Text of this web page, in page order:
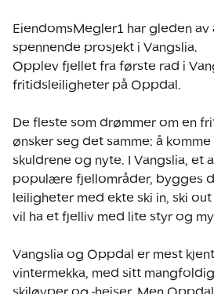
EiendomsMegler1 har gleden
spennende prosjekt i Vangslia.
Opplev fjellet fra første rad i
fritidsleiligheter på Oppdal.
De fleste som drømmer om en
ønsker seg det samme: å
skuldrene og nyte. I Vangslia, et
populære fjellområder, bygges
leiligheter med ekte ski in, ski
vil ha et fjelliv med lite styr og
Vangslia og Oppdal er mest
vintermekka, med sitt